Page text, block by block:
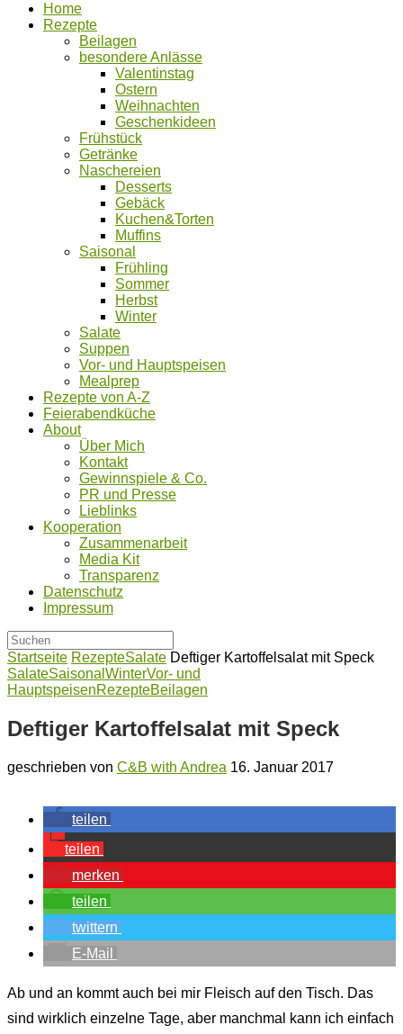
Home
Rezepte
Beilagen
besondere Anlässe
Valentinstag
Ostern
Weihnachten
Geschenkideen
Frühstück
Getränke
Naschereien
Desserts
Gebäck
Kuchen&Torten
Muffins
Saisonal
Frühling
Sommer
Herbst
Winter
Salate
Suppen
Vor- und Hauptspeisen
Mealprep
Rezepte von A-Z
Feierabendküche
About
Über Mich
Kontakt
Gewinnspiele & Co.
PR und Presse
Lieblinks
Kooperation
Zusammenarbeit
Media Kit
Transparenz
Datenschutz
Impressum
Startseite RezepteSalate Deftiger Kartoffelsalat mit Speck
SalateSaisonal WinterVor- und
HauptspeisenRezepteBeilagen
Deftiger Kartoffelsalat mit Speck
geschrieben von C&B with Andrea 16. Januar 2017
teilen
teilen
merken
teilen
twittern
E-Mail
Ab und an kommt auch bei mir Fleisch auf den Tisch. Das
sind wirklich einzelne Tage, aber manchmal kann ich einfach